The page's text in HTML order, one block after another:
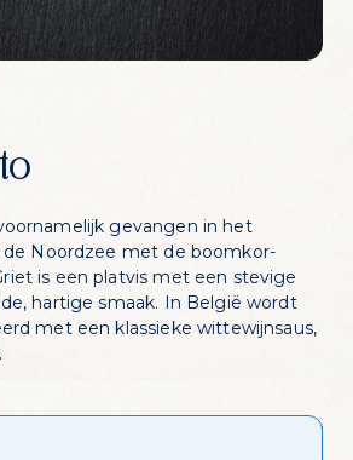
gevangen in het
de Noordzee met de boomkor-
is een platvis met een stevige
hartige smaak. In België wordt
met een klassieke wittewijnsaus,